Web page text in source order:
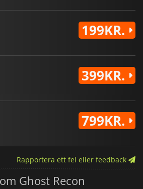
199KR.
399KR.
799KR.
Rapportera ett fel eller feedback
Ghost Recon